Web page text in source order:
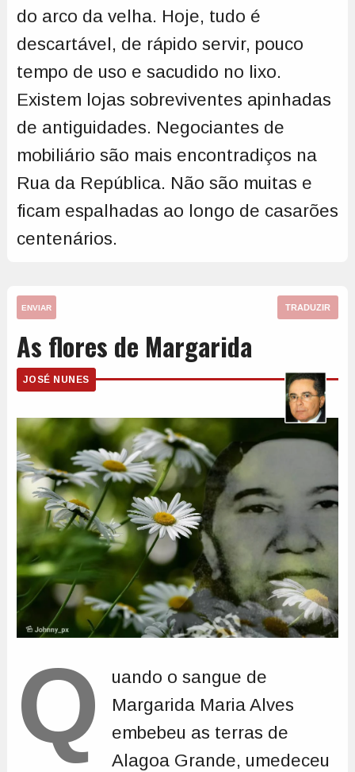
do arco da velha. Hoje, tudo é
descartável, de rápido servir, pouco
tempo de uso e sacudido no lixo.
Existem lojas sobreviventes apinhadas
de antiguidades. Negociantes de
mobiliário são mais encontradiços na
Rua da República. Não são muitas e
ficam espalhadas ao longo de casarões
centenários.
ENVIAR TRADUZIR
As flores de Margarida
JOSÉ NUNES
Q
uando o sangue de
Margarida Maria Alves
embebeu as terras de
Alagoa Grande, umedeceu